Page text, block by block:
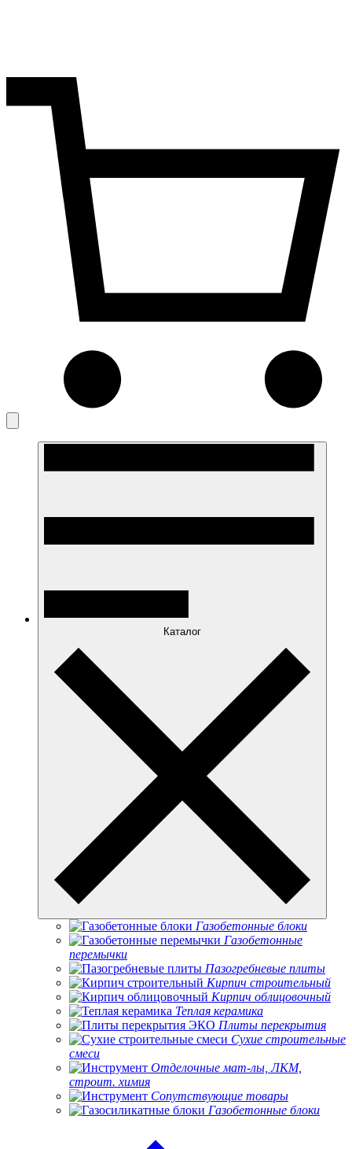
Каталог
Газобетонные блоки
Газобетонные
перемычки
Пазогребневые плиты
Кирпич строительный
Кирпич облицовочный
Теплая керамика
Плиты перекрытия
Сухие строительные
смеси
Отделочные мат-лы, ЛКМ,
строит. химия
Сопутствующие товары
Газобетонные блоки